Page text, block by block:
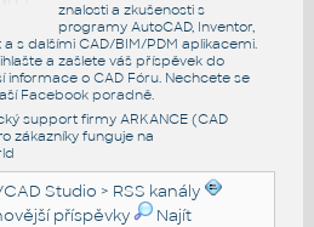
znalosti a zkušenosti s
programy AutoCAD, Inventor,
a s dalšími CAD/BIM/PDM aplikacemi.
a zašlete váš příspěvek do
informace o CAD Fóru. Nechcete se
Facebook poradně.
support firmy ARKANCE (CAD
zákazníky funguje na
Studio > RSS kanály
příspěvky
Najít